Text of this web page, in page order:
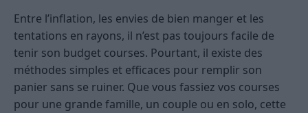
Entre l’inflation, les envies de bien manger et les
tentations en rayons, il n’est pas toujours facile de
tenir son budget courses. Pourtant, il existe des
méthodes simples et efficaces pour remplir son
panier sans se ruiner. Que vous fassiez vos courses
pour une grande famille, un couple ou en solo, cette